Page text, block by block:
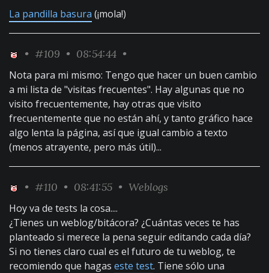
La pandilla basura (¡mola!)
• #109 • 08:54:44 •
Nota para mi mismo: Tengo que hacer un buen cambio
a mi lista de "visitas frecuentes". Hay algunas que no
visito frecuentemente, hay otras que visito
frecuentemente que no están ahí, y tanto gráfico hace
algo lenta la página, así que igual cambio a texto
(menos atrayente, pero más útil)...
• #110 • 08:41:55 • Weblogs
Hoy va de tests la cosa....
¿Tienes un weblog/bitácora? ¿Cuántas veces te has
planteado si merece la pena seguir editando cada día?
Si no tienes claro cual es el futuro de tu weblog, te
recomiendo que hagas este test. Tiene sólo una